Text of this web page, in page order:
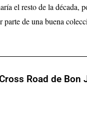
el resto de la década,
parte de una buena
Road de Bon